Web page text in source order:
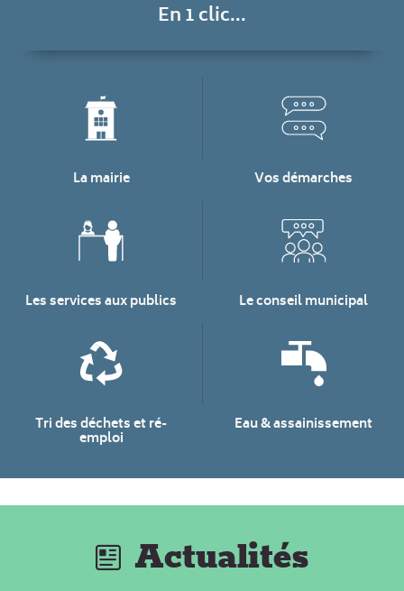
En 1 clic...
La mairie Vos démarches
Les services aux publics Le conseil municipal
Tri des déchets et ré-
emploi
Eau & assainissement
Actualités